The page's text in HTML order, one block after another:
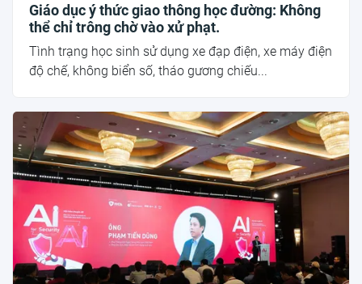
Giáo dục ý thức giao thông học đường: Không
thể chỉ trông chờ vào xử phạt.
Tình trạng học sinh sử dụng xe đạp điện, xe máy điện
độ chế, không biển số, tháo gương chiếu...